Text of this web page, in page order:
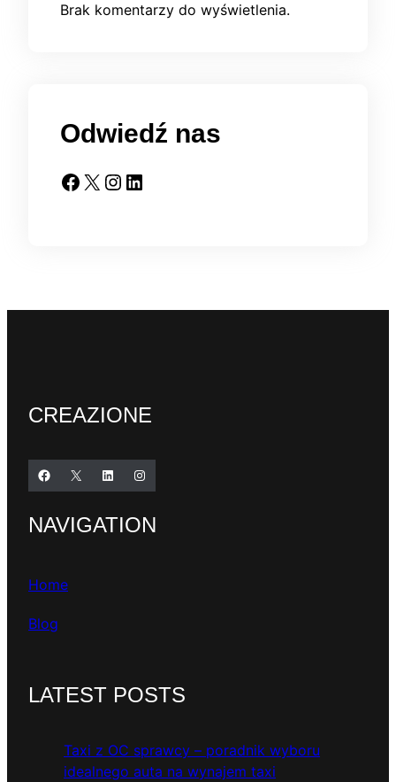
Brak komentarzy do wyświetlenia.
Odwiedź nas
Facebook X Instagram LinkedIn
CREAZIONE
Facebook X LinkedIn Instagram
NAVIGATION
Home
Blog
LATEST POSTS
Taxi z OC sprawcy – poradnik wyboru
idealnego auta na wynajem taxi